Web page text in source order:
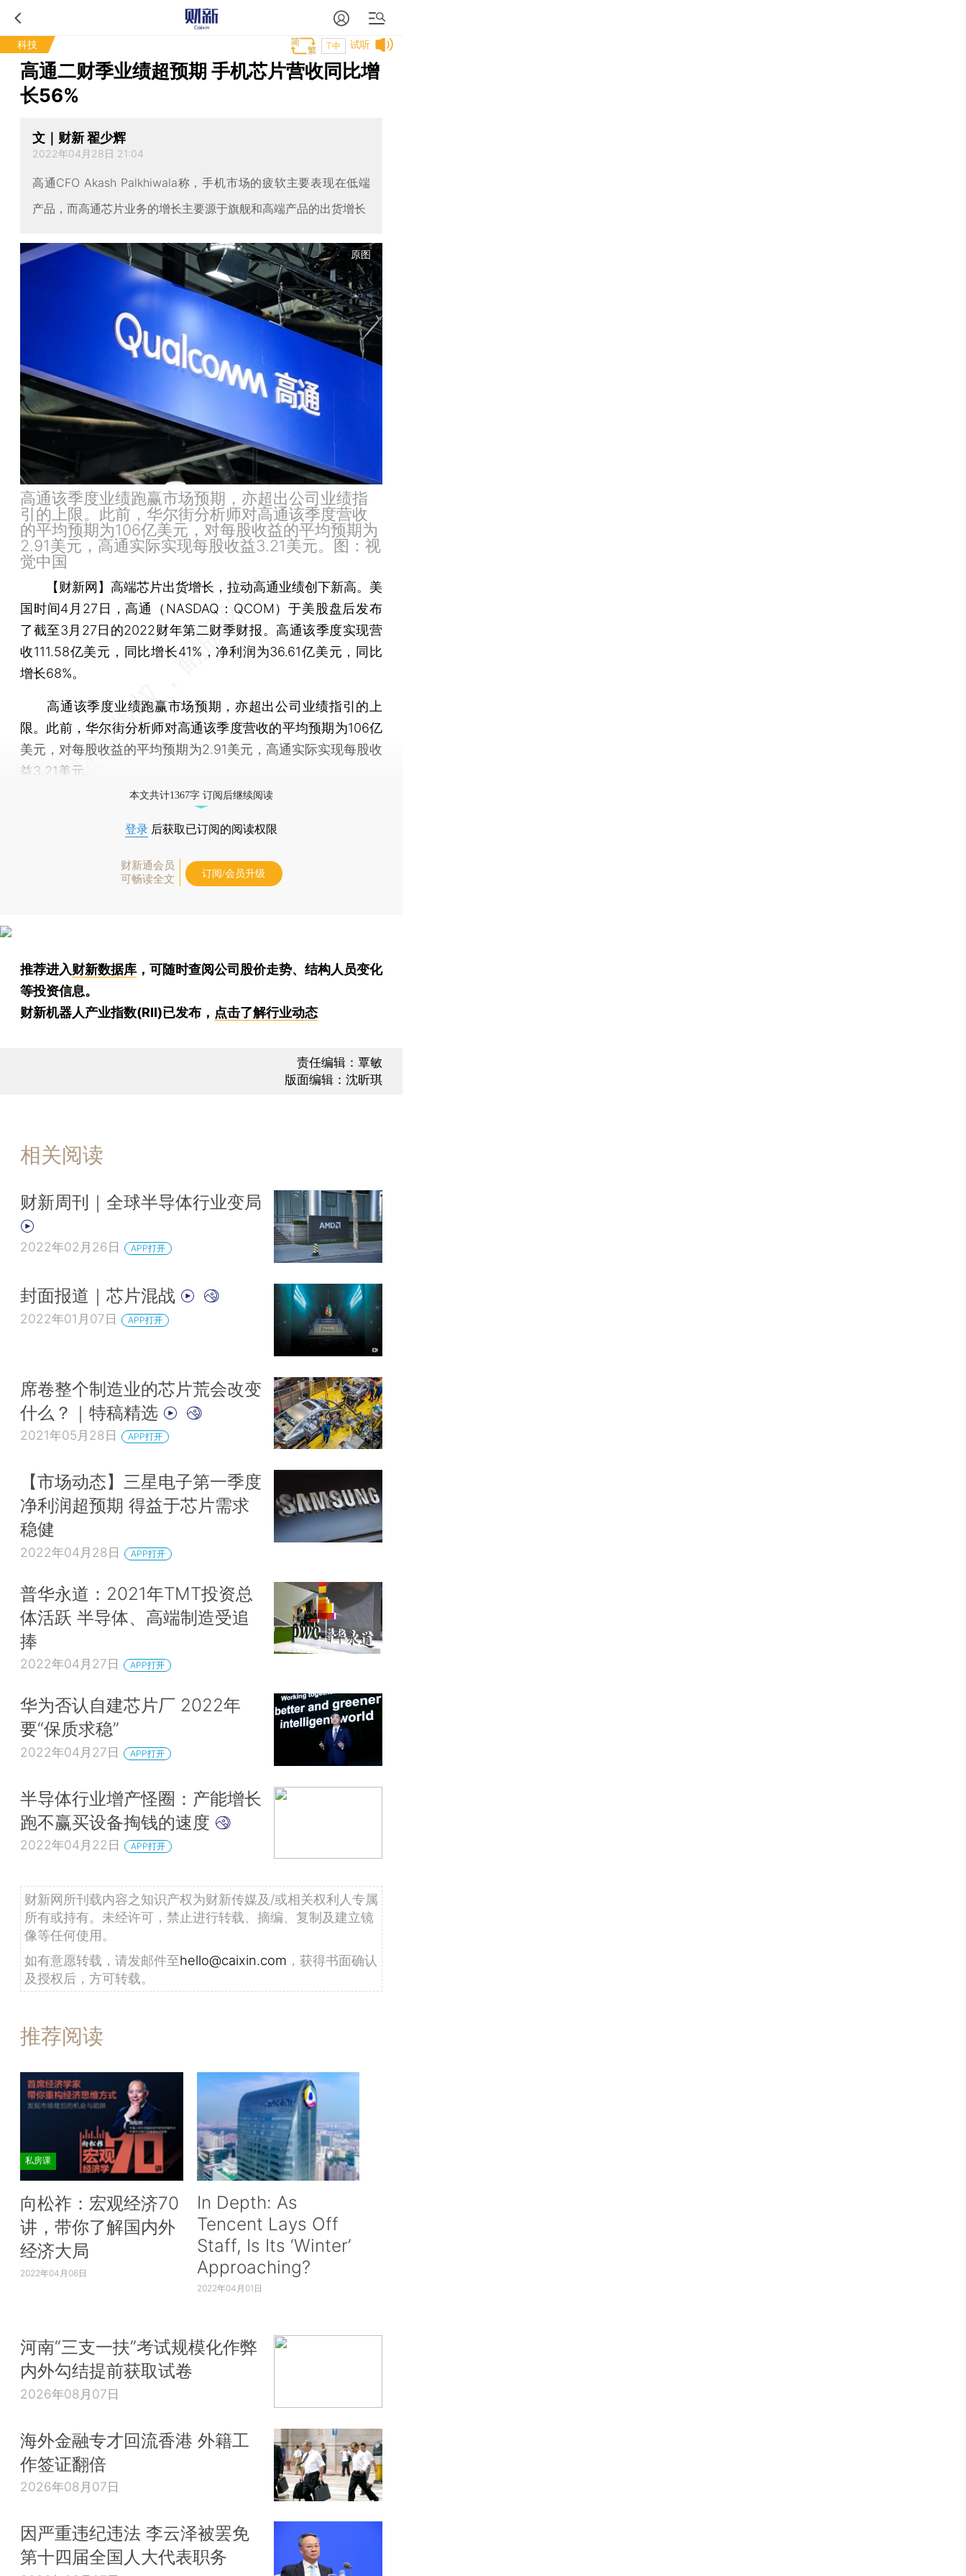
科技 试听
T中
高通二财季业绩超预期 手机芯片营收同比增
长56%
文｜财新 翟少辉
2022年04月28日 21:04
高通CFO Akash Palkhiwala称，手机市场的疲软主要表现在低端
产品，而高通芯片业务的增长主要源于旗舰和高端产品的出货增长
原图
高通该季度业绩跑赢市场预期，亦超出公司业绩指
引的上限。此前，华尔街分析师对高通该季度营收
的平均预期为106亿美元，对每股收益的平均预期为
2.91美元，高通实际实现每股收益3.21美元。图：视
觉中国
【财新网】 高端芯片出货增长，拉动高通业绩创下新高。美
国时间4月27日，高通（NASDAQ：QCOM）于美股盘后发布
了截至3月27日的2022财年第二财季财报。高通该季度实现营
收111.58亿美元，同比增长41%，净利润为36.61亿美元，同比
增长68%。
高通该季度业绩跑赢市场预期，亦超出公司业绩指引的上
限。此前，华尔街分析师对高通该季度营收的平均预期为106亿
美元，对每股收益的平均预期为2.91美元，高通实际实现每股收
益3.21美元。
本文共计1367字 订阅后继续阅读
登录 后获取已订阅的阅读权限
财新通会员
可畅读全文
订阅/会员升级
推荐进入财新数据库 ，可随时查阅公司股价走势、结构人员变化
等投资信息。
财新机器人产业指数(RII)已发布， 点击了解行业动态
责任编辑：覃敏
版面编辑：沈昕琪
相关阅读
财新周刊｜全球半导体行业变局
2022年02月26日 APP打开
封面报道｜芯片混战
2022年01月07日 APP打开
席卷整个制造业的芯片荒会改变
什么？｜特稿精选
2021年05月28日 APP打开
【市场动态】三星电子第一季度
净利润超预期 得益于芯片需求
稳健
2022年04月28日 APP打开
普华永道：2021年TMT投资总
体活跃 半导体、高端制造受追
捧
2022年04月27日 APP打开
华为否认自建芯片厂 2022年
要“保质求稳”
2022年04月27日 APP打开
半导体行业增产怪圈：产能增长
跑不赢买设备掏钱的速度
2022年04月22日 APP打开
财新网所刊载内容之知识产权为财新传媒及/或相关权利人专属
所有或持有。未经许可，禁止进行转载、摘编、复制及建立镜
像等任何使用。
如有意愿转载，请发邮件至hello@caixin.com ，获得书面确认
及授权后，方可转载。
推荐阅读
私房课
向松祚：宏观经济70
讲，带你了解国内外
经济大局
2022年04月06日
In Depth: As
Tencent Lays Off
Staff, Is Its ‘Winter’
Approaching?
2022年04月01日
河南“三支一扶”考试规模化作弊
内外勾结提前获取试卷
2026年08月07日
海外金融专才回流香港 外籍工
作签证翻倍
2026年08月07日
因严重违纪违法 李云泽被罢免
第十四届全国人大代表职务